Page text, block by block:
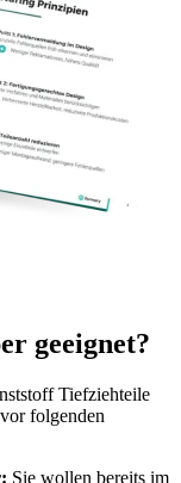
geeignet?
Tiefziehteile
folgenden
Sie wollen bereits im